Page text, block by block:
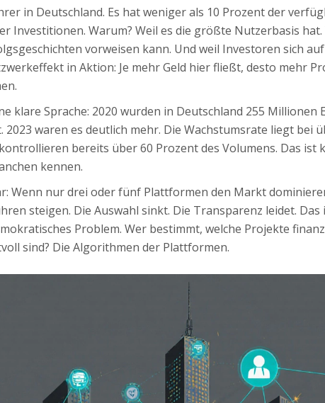
in Deutschland. Es hat weniger als 10 Prozent der
Investitionen. Warum? Weil es die größte Nutzerbasis hat.
vorweisen kann. Und weil Investoren sich
in Aktion: Je mehr Geld hier fließt, desto mehr
klare Sprache: 2020 wurden in Deutschland 255
waren es deutlich mehr. Die Wachstumsrate liegt bei
bereits über 60 Prozent des Volumens. Das ist
kennen.
Wenn nur drei oder fünf Plattformen den Markt
steigen. Die Auswahl sinkt. Die Transparenz leidet.
Problem. Wer bestimmt, welche Projekte
sind? Die Algorithmen der Plattformen.